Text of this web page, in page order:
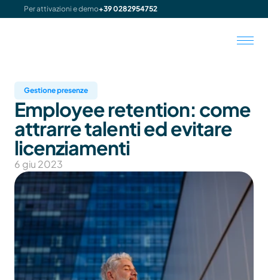
Per attivazioni e demo+39 0282954752
Gestione presenze
Employee retention: come
attrarre talenti ed evitare
licenziamenti
6 giu 2023